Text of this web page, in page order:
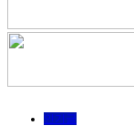
인기글